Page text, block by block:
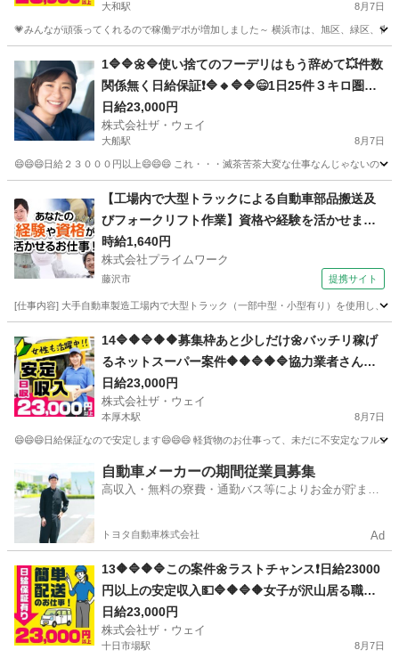
大和駅 8月7日
💗みんなが頑張ってくれるので稼働デポが増加しました～ 横浜市は、旭区、緑区、
大和駅 ドライバー ネットスーパー
1🔷🔷🌼🔷使い捨てのフーデリはもう辞めて💥件数
関係無く日給保証❗🔷🔸🔷🔷😄1日25件３キロ圏内
の配送❗️朝10：30出勤で2.3万円以上を楽々GET✨
✨
日給23,000円
株式会社ザ・ウェイ
大船駅 8月7日
😄😄😄日給２３０００円以上😄😄😄 これ・・・滅茶苦茶大変な仕事なんじゃないの
大船駅 配送 ネットスーパー
【工場内で大型トラックによる自動車部品搬送及
びフォークリフト作業】資格や経験を活かせま
す！
時給1,640円
株式会社プライムワーク
藤沢市 提携サイト
[仕事内容] 大手自動車製造工場内で大型トラック（一部中型・小型有り）を使用
ドライバー
14🔷🔶🔷🔶🔶募集枠あと少しだけ🌼バッチリ稼げ
るネットスーパー案件🔶🔶🔷🔶🔷協力業者さんも
募集していま～す🔥
日給23,000円
株式会社ザ・ウェイ
本厚木駅 8月7日
😄😄😄日給保証なので安定します😄😄😄 軽貨物のお仕事って、未だに不安定なフル
本厚木駅 配送 ネットスーパー
自動車メーカーの期間従業員募集
高収入・無料の寮費・通勤バス等によりお金が貯まり
トヨタ自動車株式会社 Ad
13🔶🔷🔶🔷この案件🌼ラストチャンス❗️日給23000
円以上の安定収入💵🔷🔶🔷🔶女子が沢山居る職場
～🎵お気軽に御応募ください😄
日給23,000円
株式会社ザ・ウェイ
十日市場駅 8月7日